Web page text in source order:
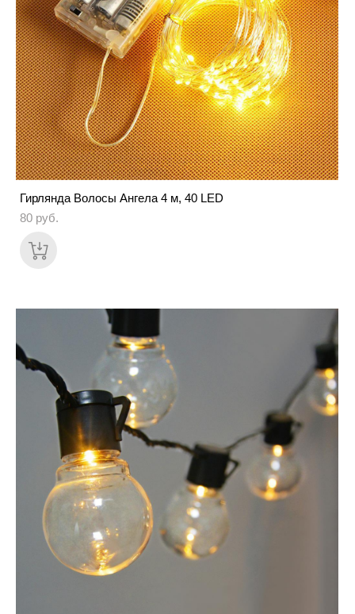
Гирлянда Волосы Ангела 4 м, 40 LED
80 pуб.